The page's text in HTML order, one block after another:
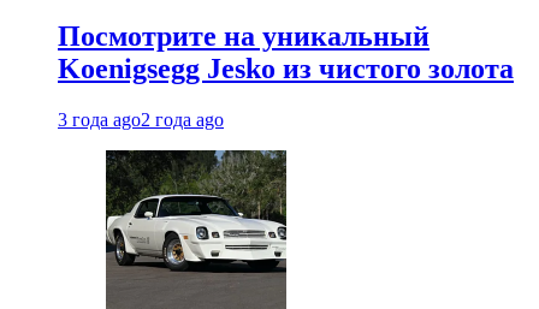
Посмотрите на уникальный
Koenigsegg Jesko из чистого золота
3 года ago2 года ago